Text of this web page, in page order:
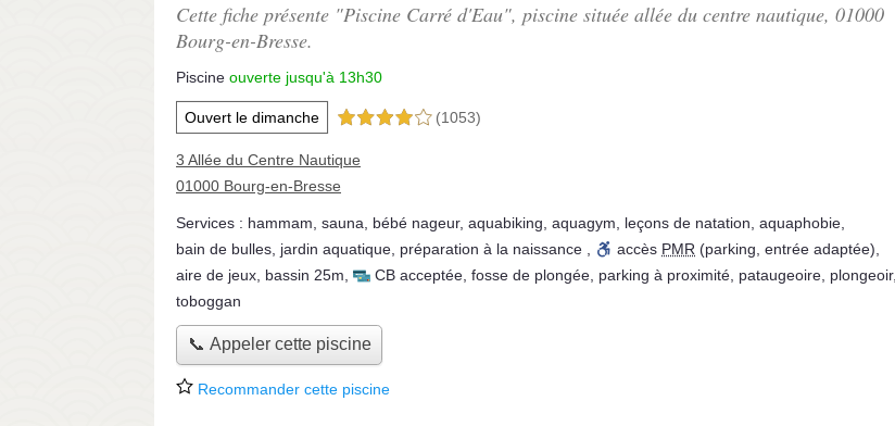
Cette fiche présente "Piscine Carré d'Eau", piscine située allée du centre nautique, 01000
Bourg-en-Bresse.
Piscine ouverte jusqu'à 13h30
Ouvert le dimanche 4,0 étoiles sur 5 (1053)
3 Allée du Centre Nautique
01000 Bourg-en-Bresse
Services : hammam sauna bébé nageur, aquabiking aquagym leçons de natation aquaphobie
bain de bulles jardin aquatique préparation à la naissance accès PMR (parking, entrée adaptée)
aire de jeux bassin 25m CB acceptée fosse de plongée parking à proximité pataugeoire plongeoir,
toboggan
📞 Appeler cette piscine
Recommander cette piscine